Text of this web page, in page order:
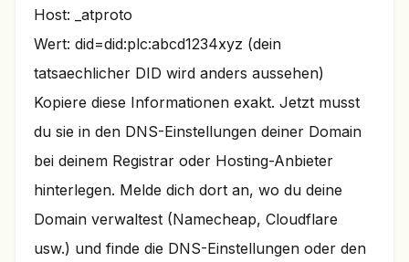
Host: _atproto
Wert: did=did:plc:abcd1234xyz (dein
tatsaechlicher DID wird anders aussehen)
Kopiere diese Informationen exakt. Jetzt musst
du sie in den DNS-Einstellungen deiner Domain
bei deinem Registrar oder Hosting-Anbieter
hinterlegen. Melde dich dort an, wo du deine
Domain verwaltest (Namecheap, Cloudflare
usw.) und finde die DNS-Einstellungen oder den